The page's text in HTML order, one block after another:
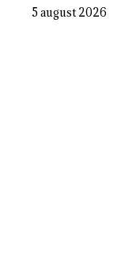
5 august 2026